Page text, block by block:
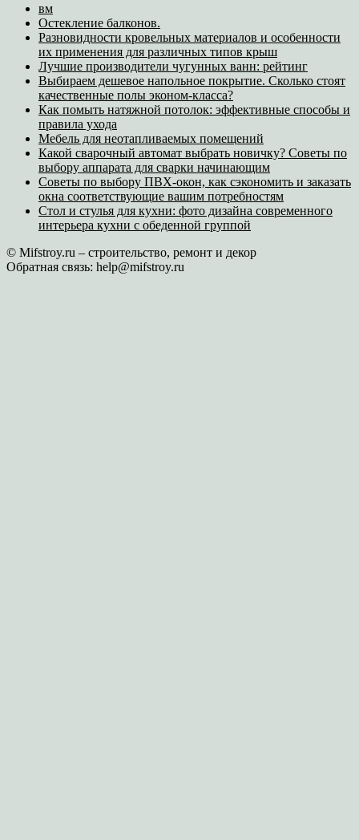
вм
Остекление балконов.
Разновидности кровельных материалов и особенности
их применения для различных типов крыш
Лучшие производители чугунных ванн: рейтинг
Выбираем дешевое напольное покрытие. Сколько стоят
качественные полы эконом-класса?
Как помыть натяжной потолок: эффективные способы и
правила ухода
Мебель для неотапливаемых помещений
Какой сварочный автомат выбрать новичку? Советы по
выбору аппарата для сварки начинающим
Советы по выбору ПВХ-окон, как сэкономить и заказать
окна соответствующие вашим потребностям
Стол и стулья для кухни: фото дизайна современного
интерьера кухни с обеденной группой
© Mifstroy.ru – строительство, ремонт и декор
Обратная связь: help@mifstroy.ru